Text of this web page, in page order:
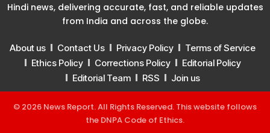
Hindi news, delivering accurate, fast, and reliable updates
from India and across the globe.
About us Contact Us Privacy Policy
Terms of Service
Ethics Policy
Corrections Policy
Editorial Policy
Editorial Team
RSS Join us
© 2026 News Report. All Rights Reserved. This website follows
the DNPA Code of Ethics.